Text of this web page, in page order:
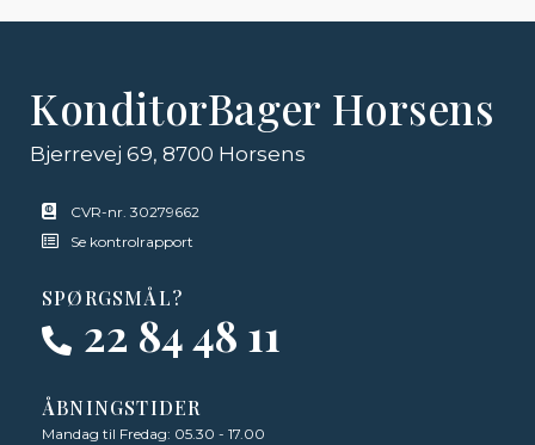
KonditorBager Horsens
Bjerrevej 69, 8700 Horsens
CVR-nr. 30279662
Se kontrolrapport
SPØRGSMÅL?
22 84 48 11
ÅBNINGSTIDER
Mandag til Fredag: 05.30 - 17.00